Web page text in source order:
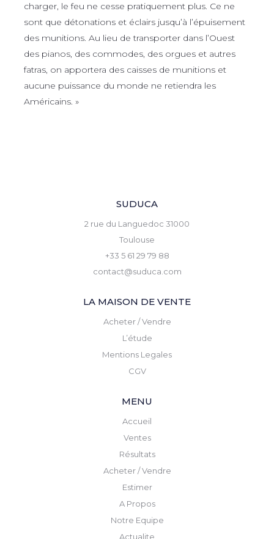
charger, le feu ne cesse pratiquement plus. Ce ne
sont que détonations et éclairs jusqu’à l’épuisement
des munitions. Au lieu de transporter dans l’Ouest
des pianos, des commodes, des orgues et autres
fatras, on apportera des caisses de munitions et
aucune puissance du monde ne retiendra les
Américains. »
SUDUCA
2 rue du Languedoc 31000
Toulouse
+33 5 61 29 79 88
contact@suduca.com
LA MAISON DE VENTE
Acheter / Vendre
L’étude
Mentions Legales
CGV
MENU
Accueil
Ventes
Résultats
Acheter / Vendre
Estimer
A Propos
Notre Equipe
Actualite